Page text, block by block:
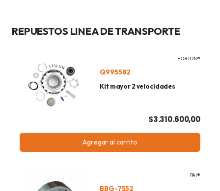
REPUESTOS LINEA DE TRANSPORTE
HORTON®
Q995582
Kit mayor 2 velocidades
$3.310.600,00
Agregar al carrito
PAI®
BBG-7552